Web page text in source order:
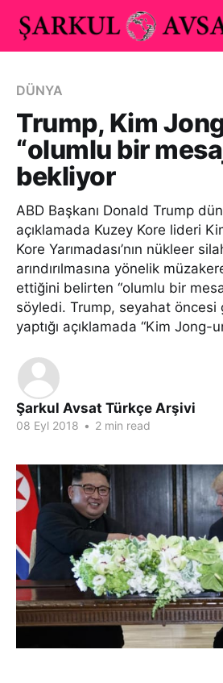
DÜNYA
Trump, Kim
“olumlu bir
bekliyor
ABD Başkanı Donald Trump dün
açıklamada Kuzey Kore lideri
Kore Yarımadası’nın nükleer
arındırılmasına yönelik
ettiğini belirten “olumlu bir
söyledi. Trump, seyahat öncesi
yaptığı açıklamada “Kim Jong-
Şarkul Avsat Türkçe Arşivi
08 Eyl 2018 • 2 min read